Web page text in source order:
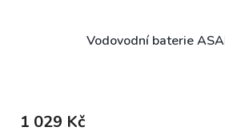
Vodovodní baterie
1 029 Kč